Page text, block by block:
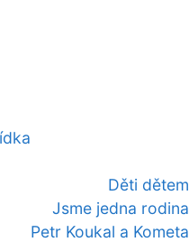
Děti dětem
Jsme jedna rodina
Petr Koukal a Kometa